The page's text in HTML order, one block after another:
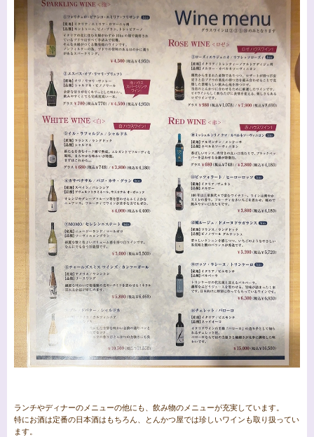
ランチやディナーのメニューの他にも、飲み物のメニューが充実しています。
特にお酒は定番の日本酒はもちろん、とんかつ屋では珍しいワインも取り扱ってい
ます。